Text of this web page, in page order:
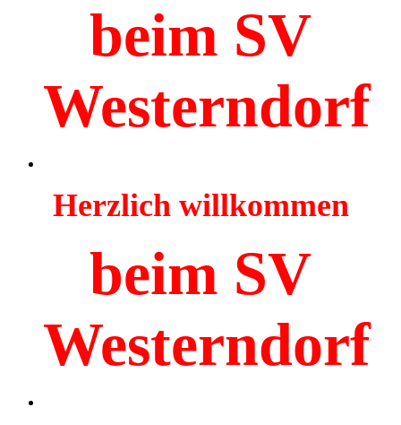
beim SV
Westerndorf
Herzlich willkommen
beim SV
Westerndorf